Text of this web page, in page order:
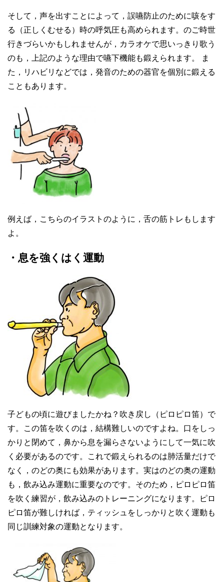
そして，声を出すことによって，誤嚥防止のために咳をす
る（正しくむせる）時の呼気圧も高められます。のご時世
行きづらいかもしれませんが，カラオケで思いっきり歌う
のも，上記のような理由で嚥下機能も鍛えられます。 ま
た，リハビリなどでは，発音のための器官を個別に鍛える
こともあります。
例えば，こちらのイラストのように，舌の筋トレもします
よ。
・息を強くはく運動
子どもの頃に遊びましたかね？吹き戻し（ピロピロ笛）で
す。この笛を吹くのは，結構難しいのですよね。口をしっ
かりと閉めて，鼻から息を漏らさないようにして一気に吹
く必要があるのです。これで鍛えられるのは肺活量だけで
なく，のどの奥にも効果があります。実はのどの奥の運動
も，飲み込み運動に重要なのです。そのため，ピロピロ笛
を吹く練習が，飲み込みのトレーニングになります。ピロ
ピロ笛が難しければ，ティッシュをしっかりと吹く運動も
同じ訓練対象の運動となります。